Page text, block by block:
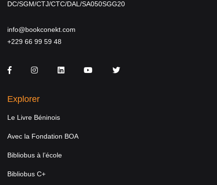
DC/SGM/CTJ/CTC/DAL/SA050SGG20
info@bookconekt.com
+229 66 99 59 48
FacebookInstagramLinkedInYou TubeTwitter
Explorer
Le Livre Béninois
Avec la Fondation BOA
Bibliobus à l’école
Bibliobus C+